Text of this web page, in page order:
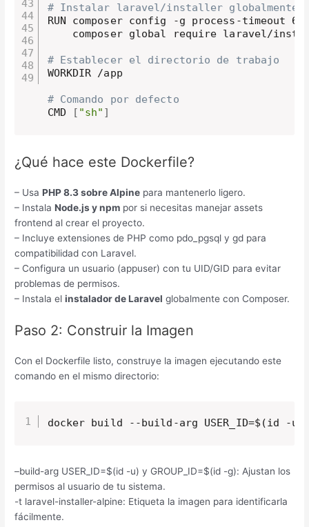
# Instalar laravel/installer globalmente
RUN composer config -g process-timeout
composer global require laravel/
# Establecer el directorio de trabajo
WORKDIR /app
# Comando por defecto
CMD
[ "sh" ]
¿Qué hace este Dockerfile?
– UsaPHP 8.3 sobre Alpine para mantenerlo ligero.
– InstalaNode.js y npm por si necesitas manejar assets
frontend al crear el proyecto.
– Incluye extensiones de PHP como pdo_pgsql y gd para
compatibilidad con Laravel.
– Configura un usuario (appuser) con tu UID/GID para evitar
problemas de permisos.
– Instala elinstalador de Laravel globalmente con Composer.
Paso 2: Construir la Imagen
Con el Dockerfile listo, construye la imagen ejecutando este
comando en el mismo directorio:
docker build --build-arg USER_ID=$(id
–build-arg USER_ID=$(id -u) y GROUP_ID=$(id -g): Ajustan los
permisos al usuario de tu sistema.
-t laravel-installer-alpine: Etiqueta la imagen para identificarla
fácilmente.